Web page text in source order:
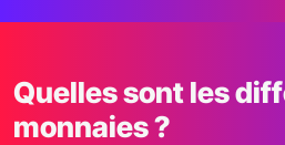
Quelles sont les
monnaies ?